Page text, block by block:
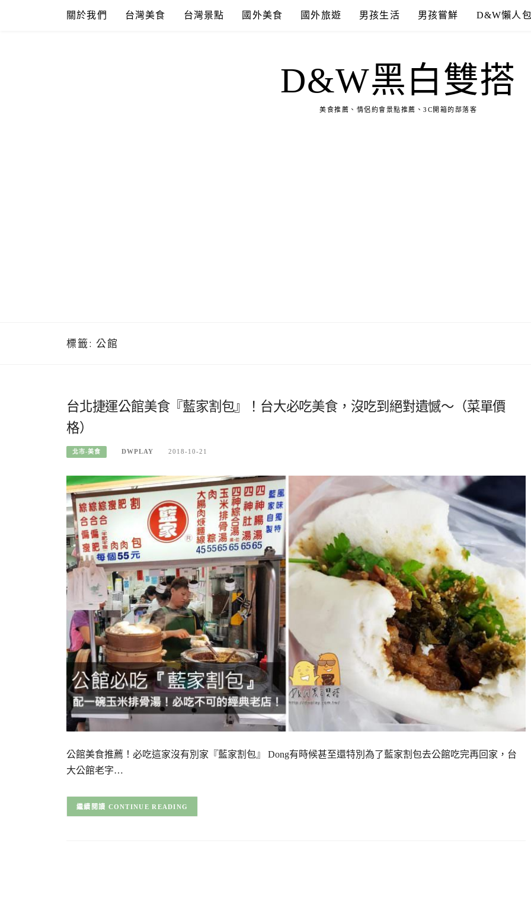
關於我們 台灣美食 台灣景點 國外美食 國外旅遊 男孩生活 男孩嘗鮮 D&W懶人
D&W黑白雙搭
美食推薦、情侶約會景點推薦、3C開箱的部落客
標籤: 公館
台北捷運公館美食『藍家割包』！台大必吃美食，沒吃到絕對遺憾～（菜單價
格）
北市-美食 DWPLAY 2018-10-21
公館美食推薦！必吃這家沒有別家『藍家割包』 Dong有時候甚至還特別為了藍家割包去公館吃完再回家，台
大公館老字…
CONTINUE READING